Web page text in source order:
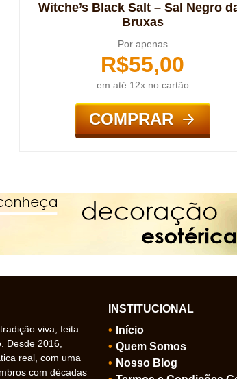
Witche’s Black Salt – Sal Negro
Bruxas
Por apenas
R$55,00
em até 12x no cartão
COMPRAR
viva, feita
Desde 2016,
real, com uma
com décadas
INSTITUCIONAL
Início
Quem Somos
Nosso Blog